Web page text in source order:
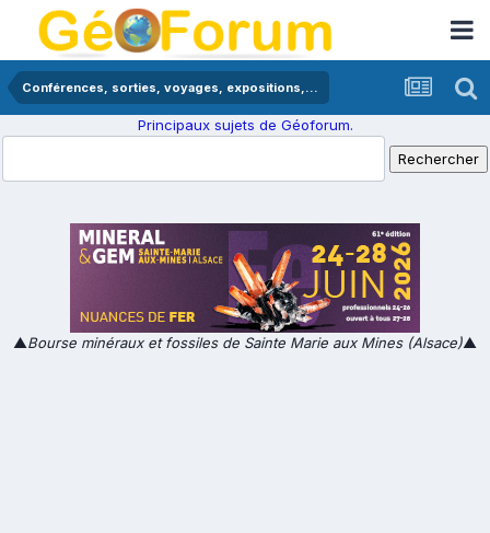
Conférences, sorties, voyages, expositions,...
Principaux sujets de Géoforum.
▲Bourse minéraux et fossiles de Sainte Marie aux Mines (Alsace)▲